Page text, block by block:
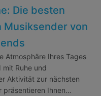
Die besten
Musiksender von
Atmosphäre Ihres Tages
Ruhe und
Aktivität zur nächsten
präsentieren Ihnen…